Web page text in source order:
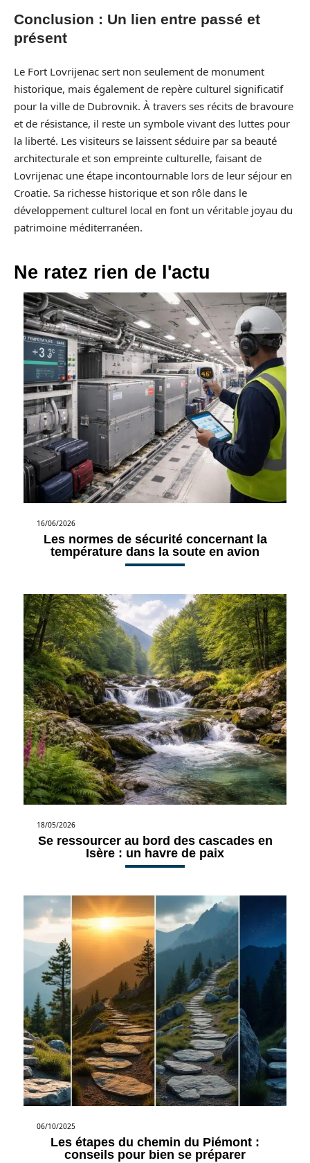
Conclusion : Un lien entre passé et
présent
Le Fort Lovrijenac sert non seulement de monument
historique, mais également de repère culturel significatif
pour la ville de Dubrovnik. À travers ses récits de bravoure
et de résistance, il reste un symbole vivant des luttes pour
la liberté. Les visiteurs se laissent séduire par sa beauté
architecturale et son empreinte culturelle, faisant de
Lovrijenac une étape incontournable lors de leur séjour en
Croatie. Sa richesse historique et son rôle dans le
développement culturel local en font un véritable joyau du
patrimoine méditerranéen.
Ne ratez rien de l'actu
16/06/2026
Les normes de sécurité concernant la
température dans la soute en avion
18/05/2026
Se ressourcer au bord des cascades en
Isère : un havre de paix
06/10/2025
Les étapes du chemin du Piémont :
conseils pour bien se préparer